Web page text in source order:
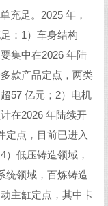
充足。2025 年，
：1）车身结构
集中在2026 年陆
款产品定点，两类
57 亿元；2）电机
在2026 年陆续开
定点，目前已进入
低压铸造领域，
统领域，百炼铸造
主缸定点，其中卡